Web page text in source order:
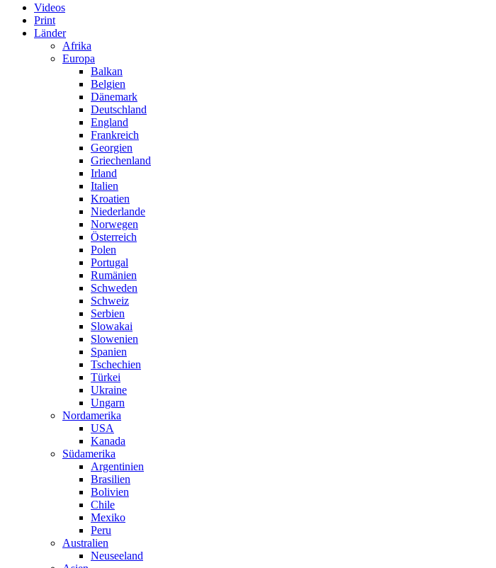
Videos
Print
Länder
Afrika
Europa
Balkan
Belgien
Dänemark
Deutschland
England
Frankreich
Georgien
Griechenland
Irland
Italien
Kroatien
Niederlande
Norwegen
Österreich
Polen
Portugal
Rumänien
Schweden
Schweiz
Serbien
Slowakai
Slowenien
Spanien
Tschechien
Türkei
Ukraine
Ungarn
Nordamerika
USA
Kanada
Südamerika
Argentinien
Brasilien
Bolivien
Chile
Mexiko
Peru
Australien
Neuseeland